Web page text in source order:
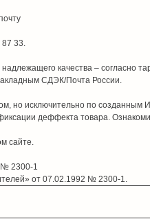
87 33.
качества – согласно
СДЭК/Почта России.
но исключительно по
деффекта товара.
сайте.
№ 2300-1
от 07.02.1992 № 2300-1.